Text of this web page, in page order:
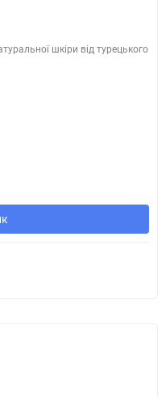
шкіри від турецького